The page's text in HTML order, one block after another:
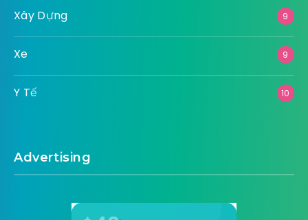
Xây Dựng 9
Xe 9
Y Tế 10
Advertising